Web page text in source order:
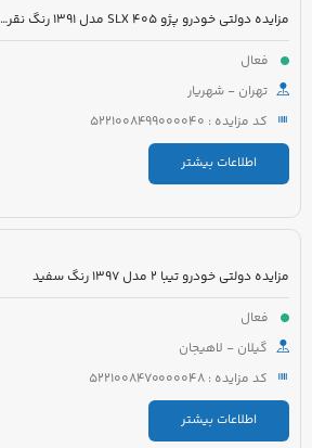
مزایده دولتی خودرو پژو 405 SLX مدل 1391 رنگ نقره ای
فعال
تهران - شهریار
کد مزایده : 5221008499000040
اطلاعات بیشتر
مزایده دولتی خودرو تیبا 2 مدل 1397 رنگ سفید
فعال
گیلان - لاهیجان
کد مزایده : 5221008470000048
اطلاعات بیشتر